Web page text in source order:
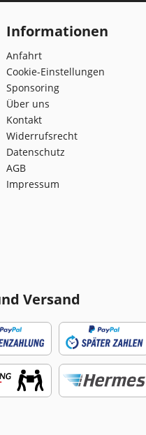
Informationen
Anfahrt
Cookie-Einstellungen
Sponsoring
Über uns
Kontakt
Widerrufsrecht
Datenschutz
AGB
Impressum
Versand